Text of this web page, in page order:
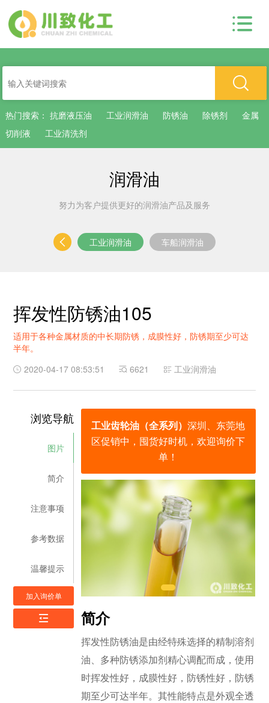
热门搜索： 抗磨液压油 工业润滑油 防锈油 除锈剂
金属
切削液
工业清洗剂
润滑油
努力为客户提供更好的润滑油产品及服务
工业润滑油 车船润滑油
挥发性防锈油105
适用于各种金属材质的中长期防锈，成膜性好，防锈期至少可达
半年。
2020-04-17 08:53:51
6621 工业润滑油
浏览导航
图片
简介
注意事项
参考数据
温馨提示
加入询价单
工业齿轮油（全系列）深圳、东莞地
区促销中，囤货好时机，欢迎询价下
单！
简介
挥发性防锈油是由经特殊选择的精制溶剂
油、多种防锈添加剂精心调配而成，使用
时挥发性好，成膜性好，防锈性好，防锈
期至少可达半年。其性能特点是外观全透